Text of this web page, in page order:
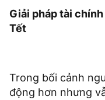
Giải pháp tài
Tết
Trong bối cảnh
động hơn nhưng